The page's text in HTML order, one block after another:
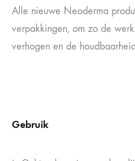
Alle nieuwe Neoderma
verpakkingen, om zo de
verhogen en de
Gebruik